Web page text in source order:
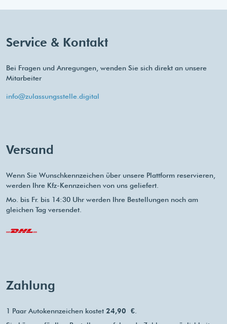
Service & Kontakt
Bei Fragen und Anregungen, wenden Sie sich direkt an unsere
Mitarbeiter
info@zulassungsstelle.digital
Versand
Wenn Sie Wunschkennzeichen über unsere Plattform reservieren,
werden Ihre Kfz-Kennzeichen von uns geliefert.
Mo. bis Fr. bis 14:30 Uhr werden Ihre Bestellungen noch am
gleichen Tag versendet.
Zahlung
1 Paar Autokennzeichen kostet 24,90 €